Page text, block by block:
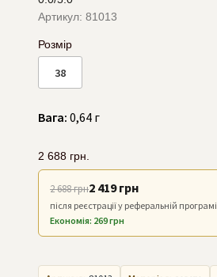
Артикул: 81013
Розмір
38
Вага: 0,64 г
2 688 грн.
2 688 грн2 419 грн
після реєстрації у реферальній програмі
Економія: 269 грн